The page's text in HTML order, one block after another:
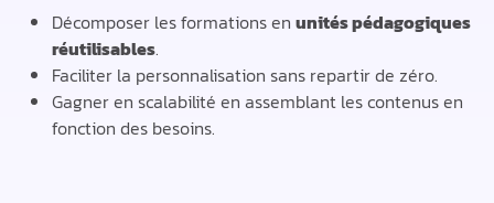
Décomposer les formations enunités pédagogiques
réutilisables.
Faciliter la personnalisation sans repartir de zéro.
Gagner en scalabilité en assemblant les contenus en
fonction des besoins.